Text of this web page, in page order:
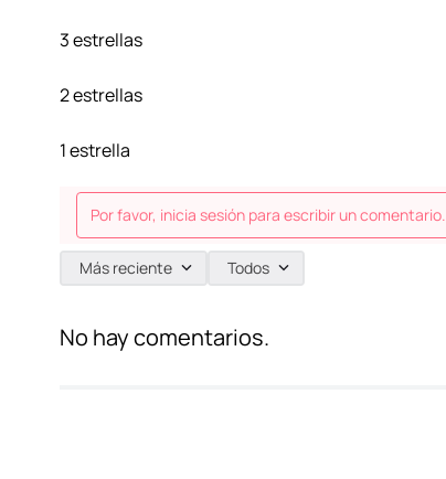
3 estrellas
2 estrellas
1 estrella
Por favor, inicia sesión para escribir un comentario.
Más reciente Todos
No hay comentarios.